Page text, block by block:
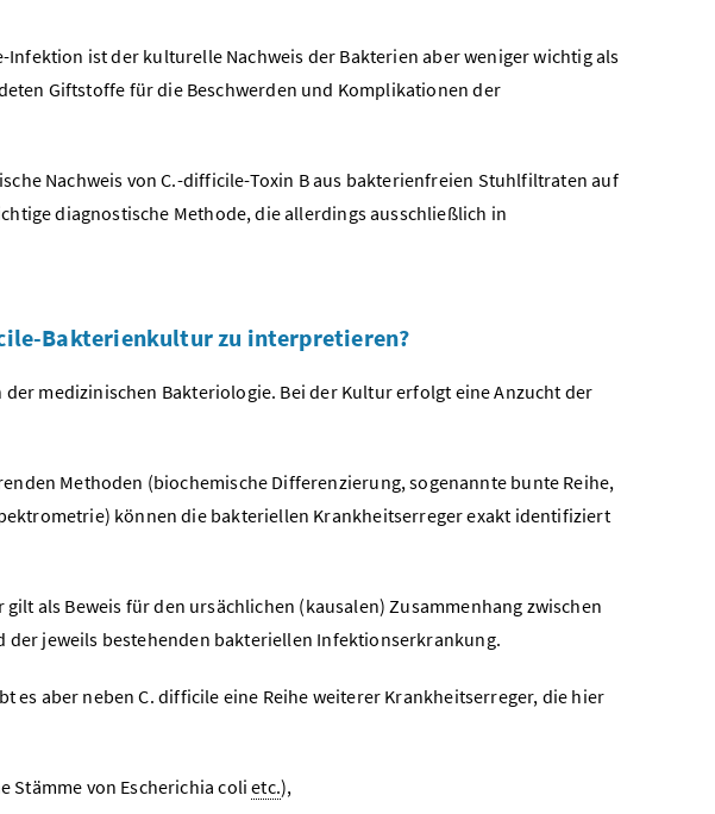
ist der kulturelle Nachweis der Bakterien aber weniger wichtig als
Giftstoffe für die Beschwerden und Komplikationen der
Nachweis von C.-difficile-Toxin B aus bakterienfreien Stuhlfiltraten auf
diagnostische Methode, die allerdings ausschließlich in
Bakterienkultur zu interpretieren?
medizinischen Bakteriologie. Bei der Kultur erfolgt eine Anzucht der
Methoden (biochemische Differenzierung, sogenannte bunte Reihe,
können die bakteriellen Krankheitserreger exakt identifiziert
als Beweis für den ursächlichen (kausalen) Zusammenhang zwischen
jeweils bestehenden bakteriellen Infektionserkrankung.
aber neben C. difficile eine Reihe weiterer Krankheitserreger, die hier
Stämme von Escherichia colietc.),